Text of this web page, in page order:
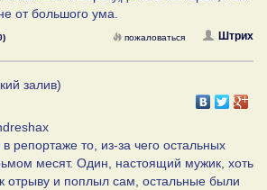
от большого ума.
Штрих
пожаловаться
залив)
репортаже то, из-за чего остальных
месят. Один, настоящий мужик, хоть
к отрыву и поплыл сам, остальные были